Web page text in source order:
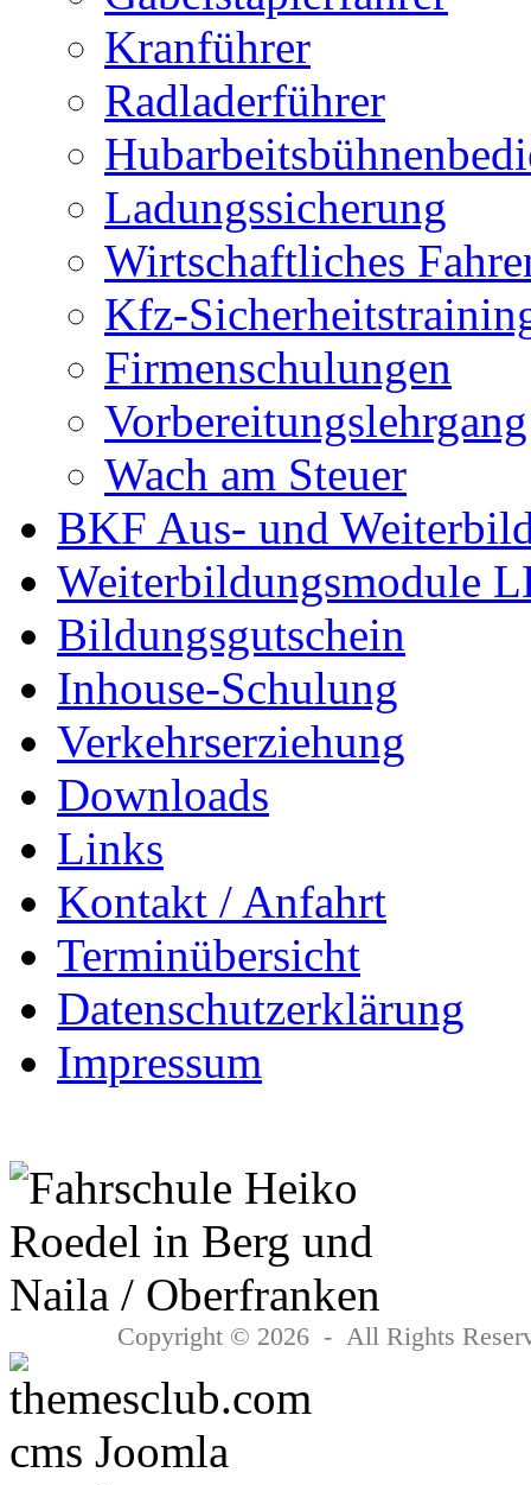
Kranführer
Radladerführer
Ladungssicherung
Wirtschaftliches
Kfz-
Firmenschulungen
Wach am Steuer
BKF Aus- und
Weiterbildungsmodule
Bildungsgutschein
Inhouse-Schulung
Verkehrserziehung
Downloads
Links
Kontakt / Anfahrt
Terminübersicht
Datenschutzerklärung
Impressum
Copyright © 2026 - All Rights